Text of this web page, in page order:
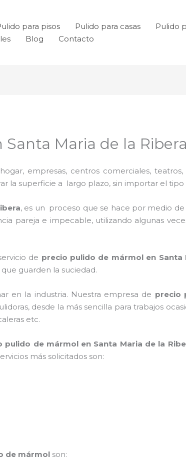
para pisos Pulido para casas
Pulido
Blog Contacto
Maria de la Ribera
empresas, centros comerciales,
la superficie a largo plazo, sin importar el tipo
, es un proceso que se hace por medio
pareja e impecable, utilizando algunas
de precio pulido de mármolen Santa
guarden la suciedad.
en la industria. Nuestra empresa de precio
desde la más sencilla para trabajos
etc.
pulido de mármolen Santa Maria de la
más solicitados son:
de mármol son: